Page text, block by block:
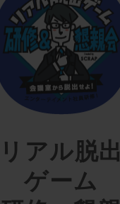
リアル脱
ゲーム